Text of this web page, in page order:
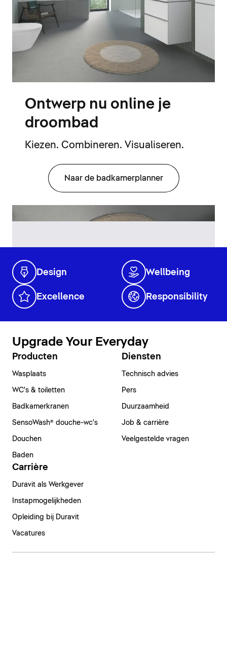
Ontwerp nu online je
droombad
Kiezen. Combineren. Visualiseren.
Naar de badkamerplanner
Design Wellbeing
Excellence Responsibility
Upgrade Your Everyday
Producten
Wasplaats
WC's & toiletten
Badkamerkranen
SensoWash® douche-wc's
Douchen
Baden
Diensten
Technisch advies
Pers
Duurzaamheid
Job & carrière
Veelgestelde vragen
Carrière
Duravit als Werkgever
Instapmogelijkheden
Opleiding bij Duravit
Vacatures